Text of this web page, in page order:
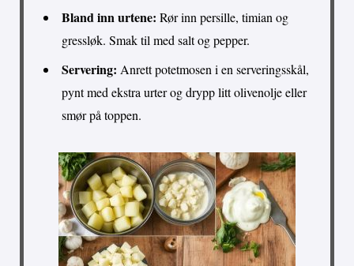
Bland inn urtene: Rør inn persille, timian og
gressløk. Smak til med salt og pepper.
Servering: Anrett potetmosen i en serveringsskål,
pynt med ekstra urter og drypp litt olivenolje eller
smør på toppen.